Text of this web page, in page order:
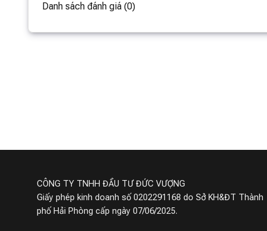
Danh sách đánh giá (0)Bồn cầu thông minh
Khử trùng tia UV
13,950,000 ₫ 2,990,000 ₫
CÔNG TY TNHH ĐẦU TƯ ĐỨC VƯỢNG
Giấy phép kinh doanh số 0202291168 do Sở KH&ĐT Thành
phố Hải Phòng cấp ngày 07/06/2025.